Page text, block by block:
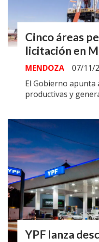
Cinco áreas
licitación en
MENDOZA
07/11/
El Gobierno apunta
productivas y
YPF lanza